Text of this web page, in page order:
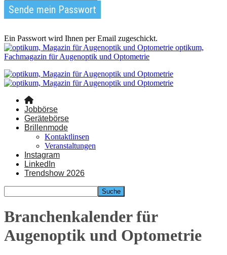
Ein Passwort wird Ihnen per Email zugeschickt.
optikum,
Fachmagazin für Augenoptik und Optometrie
Jobbörse
Gerätebörse
Brillenmode
Kontaktlinsen
Veranstaltungen
Instagram
LinkedIn
Trendshow 2026
Branchenkalender für
Augenoptik und Optometrie